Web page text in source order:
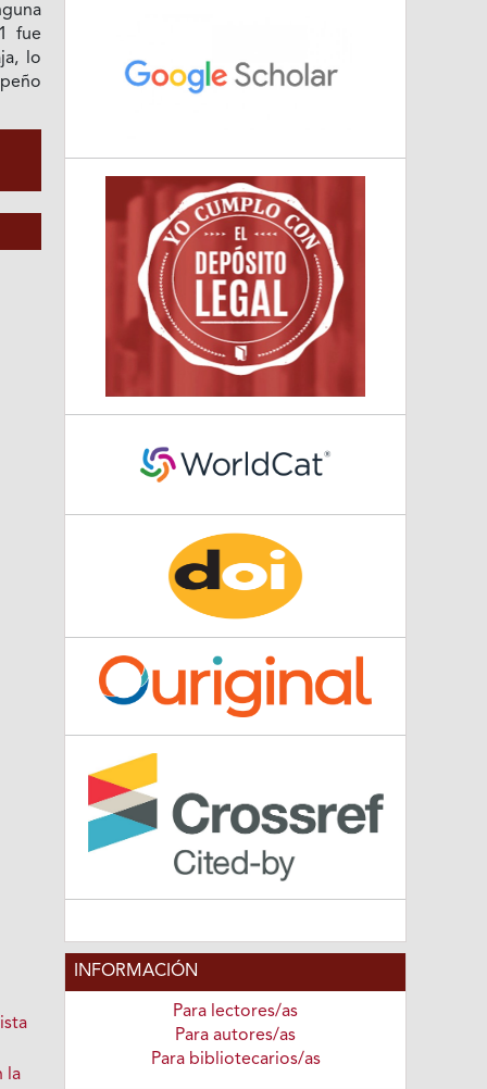
fue
lo
la
INFORMACIÓN
Para lectores/as
Para autores/as
Para bibliotecarios/as